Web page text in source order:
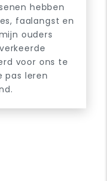
hebben
faalangst en
ouders
voor ons te
pas leren